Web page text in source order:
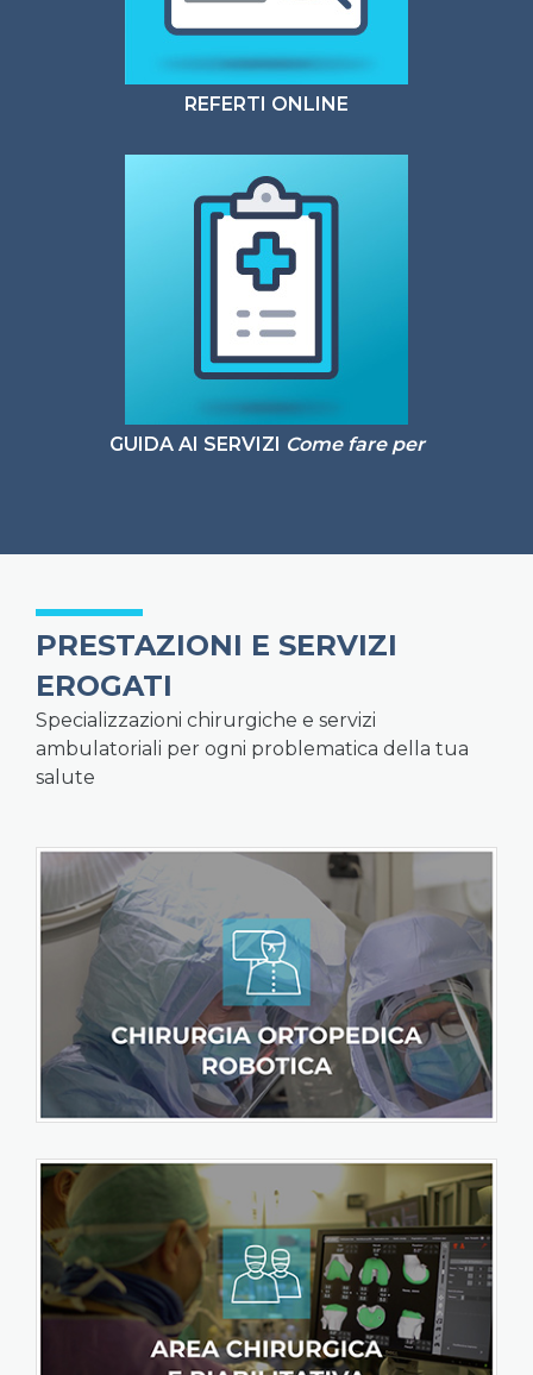
REFERTI ONLINE
GUIDA AI SERVIZI Come fare per
PRESTAZIONI E SERVIZI
EROGATI
Specializzazioni chirurgiche e servizi
ambulatoriali per ogni problematica della tua
salute